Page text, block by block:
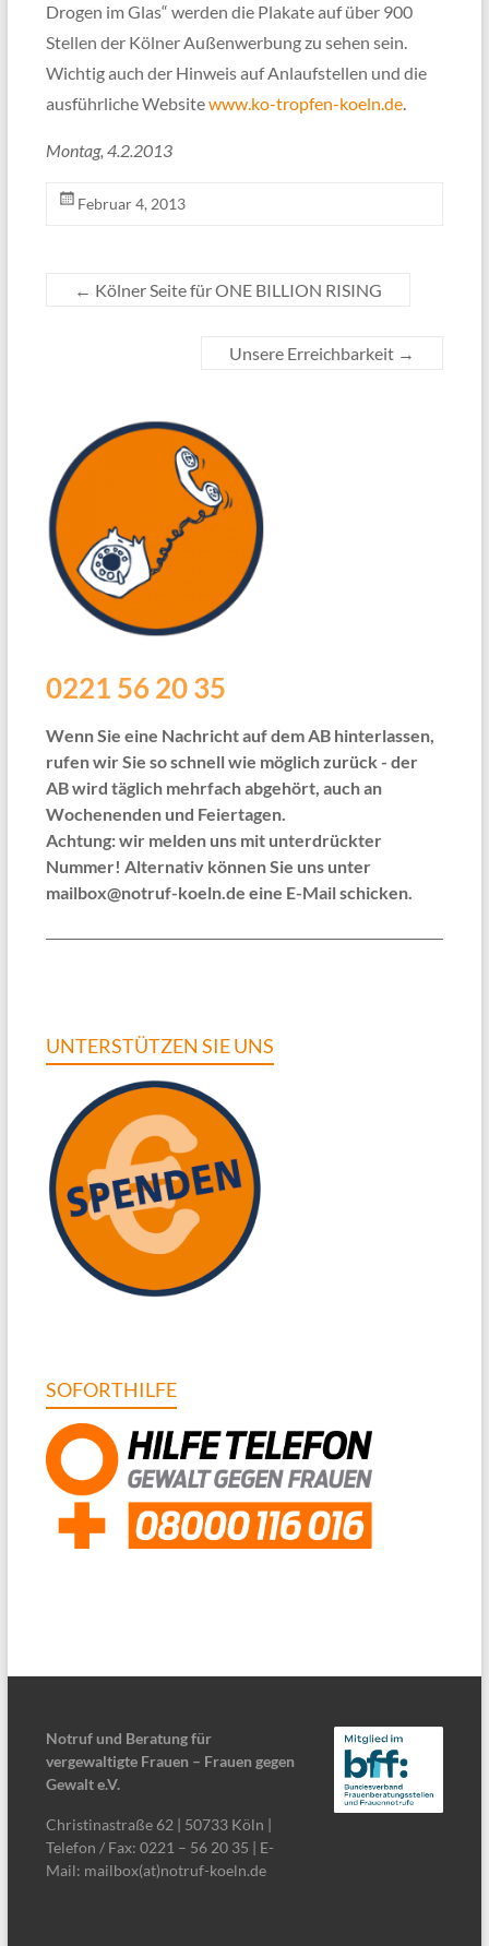
Drogen im Glas“ werden die Plakate auf über 900
Stellen der Kölner Außenwerbung zu sehen sein.
Wichtig auch der Hinweis auf Anlaufstellen und die
ausführliche Websitewww.ko-tropfen-koeln.de.
Montag, 4.2.2013
Februar 4, 2013
← Kölner Seite für ONE BILLION RISING
Unsere Erreichbarkeit →
0221 56 20 35
Wenn Sie eine Nachricht auf dem AB hinterlassen,
rufen wir Sie so schnell wie möglich zurück - der
AB wird täglich mehrfach abgehört, auch an
Wochenenden und Feiertagen.
Achtung: wir melden uns mit unterdrückter
Nummer! Alternativ können Sie uns unter
mailbox@notruf-koeln.de eine E-Mail schicken.
UNTERSTÜTZEN SIE UNS
SOFORTHILFE
Notruf und Beratung für
vergewaltigte Frauen – Frauen gegen
Gewalt e.V.
Christinastraße 62 | 50733 Köln |
Telefon / Fax: 0221 – 56 20 35 | E-
Mail: mailbox(at)notruf-koeln.de